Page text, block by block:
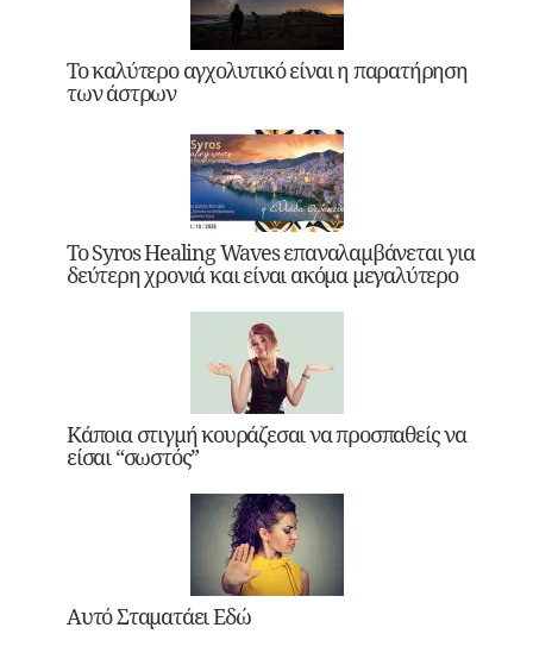
Το καλύτερο αγχολυτικό είναι η παρατήρηση
των άστρων
Το Syros Healing Waves επαναλαμβάνεται για
δεύτερη χρονιά και είναι ακόμα μεγαλύτερο
Κάποια στιγμή κουράζεσαι να προσπαθείς να
είσαι “σωστός”
Αυτό Σταματάει Εδώ